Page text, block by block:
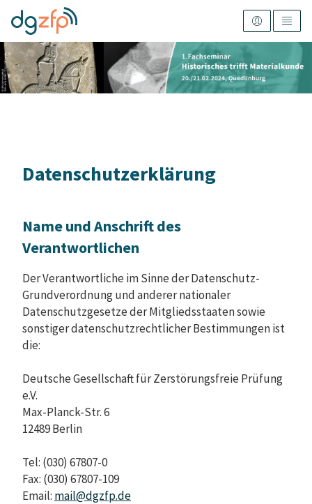
Datenschutzerklärung
Name und Anschrift des
Verantwortlichen
Der Verantwortliche im Sinne der Datenschutz-
Grundverordnung und anderer nationaler
Datenschutzgesetze der Mitgliedsstaaten sowie
sonstiger datenschutzrechtlicher Bestimmungen ist
die:
Deutsche Gesellschaft für Zerstörungsfreie Prüfung
e.V.
Max-Planck-Str. 6
12489 Berlin
Tel: (030) 67807-0
Fax: (030) 67807-109
Email: mail@dgzfp.de